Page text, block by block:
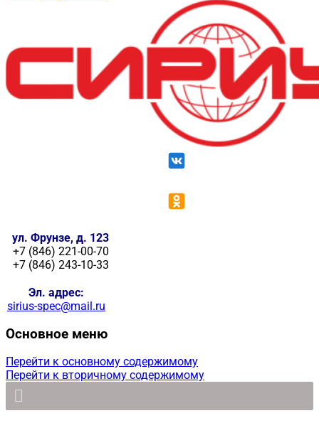
ул. Фрунзе, д. 123
+7 (846) 221-00-70
+7 (846) 243-10-33
Эл. адрес:
sirius-spec@mail.ru
Основное меню
Перейти к основному содержимому
Перейти к вторичному содержимому